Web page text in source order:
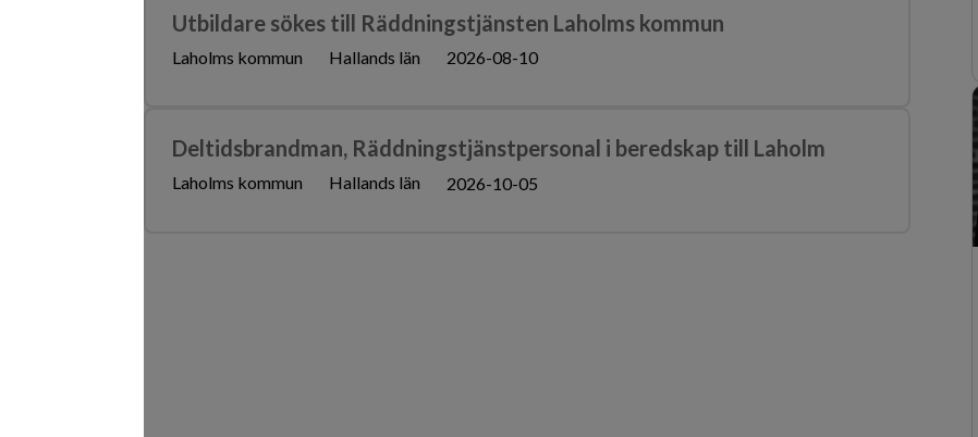
Utbildare sökes till Räddningstjänsten Laholms kommun
Laholms kommun Hallands län 2026-08-10
Deltidsbrandman, Räddningstjänstpersonal i beredskap till Laholm
Laholms kommun Hallands län 2026-10-05